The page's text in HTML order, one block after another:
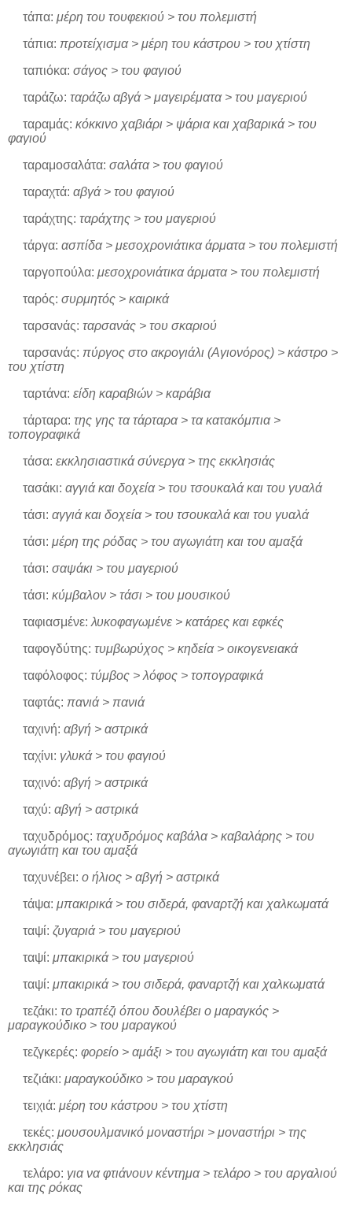
τάπα: μέρη του τουφεκιού > του πολεμιστή
τάπια: προτείχισμα > μέρη του κάστρου > του χτίστη
ταπιόκα: σάγος > του φαγιού
ταράζω: ταράζω αβγά > μαγειρέματα > του μαγεριού
ταραμάς: κόκκινο χαβιάρι > ψάρια και χαβαρικά > του
φαγιού
ταραμοσαλάτα: σαλάτα > του φαγιού
ταραχτά: αβγά > του φαγιού
ταράχτης: ταράχτης > του μαγεριού
τάργα: ασπίδα > μεσοχρονιάτικα άρματα > του πολεμιστή
ταργοπούλα: μεσοχρονιάτικα άρματα > του πολεμιστή
ταρός: συρμητός > καιρικά
ταρσανάς: ταρσανάς > του σκαριού
ταρσανάς: πύργος στο ακρογιάλι (Αγιονόρος) > κάστρο >
του χτίστη
ταρτάνα: είδη καραβιών > καράβια
τάρταρα: της γης τα τάρταρα > τα κατακόμπια >
τοπογραφικά
τάσα: εκκλησιαστικά σύνεργα > της εκκλησιάς
τασάκι: αγγιά και δοχεία > του τσουκαλά και του γυαλά
τάσι: αγγιά και δοχεία > του τσουκαλά και του γυαλά
τάσι: μέρη της ρόδας > του αγωγιάτη και του αμαξά
τάσι: σαψάκι > του μαγεριού
τάσι: κύμβαλον > τάσι > του μουσικού
ταφιασμένε: λυκοφαγωμένε > κατάρες και εφκές
ταφογδύτης: τυμβωρύχος > κηδεία > οικογενειακά
ταφόλοφος: τύμβος > λόφος > τοπογραφικά
ταφτάς: πανιά > πανιά
ταχινή: αβγή > αστρικά
ταχίνι: γλυκά > του φαγιού
ταχινό: αβγή > αστρικά
ταχύ: αβγή > αστρικά
ταχυδρόμος: ταχυδρόμος καβάλα > καβαλάρης > του
αγωγιάτη και του αμαξά
ταχυνέβει: ο ήλιος > αβγή > αστρικά
τάψα: μπακιρικά > του σιδερά, φαναρτζή και χαλκωματά
ταψί: ζυγαριά > του μαγεριού
ταψί: μπακιρικά > του μαγεριού
ταψί: μπακιρικά > του σιδερά, φαναρτζή και χαλκωματά
τεζάκι: το τραπέζι όπου δουλέβει ο μαραγκός >
μαραγκούδικο > του μαραγκού
τεζγκερές: φορείο > αμάξι > του αγωγιάτη και του αμαξά
τεζιάκι: μαραγκούδικο > του μαραγκού
τειχιά: μέρη του κάστρου > του χτίστη
τεκές: μουσουλμανικό μοναστήρι > μοναστήρι > της
εκκλησιάς
τελάρο: για να φτιάνουν κέντημα > τελάρο > του αργαλιού
και της ρόκας